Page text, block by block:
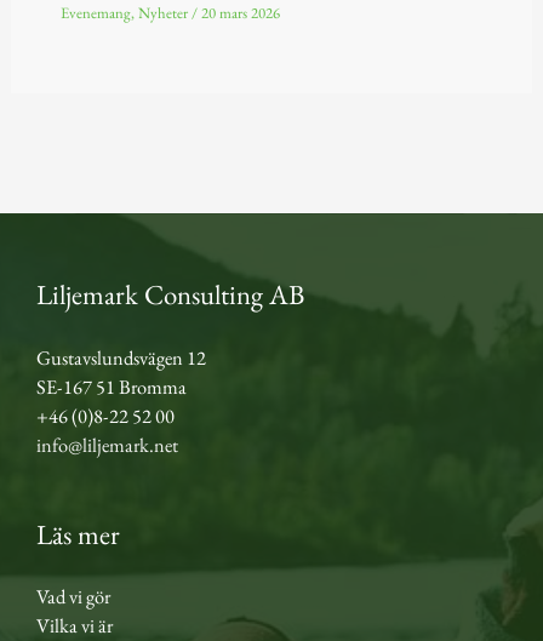
Evenemang,Nyheter/20 mars 2026
Liljemark Consulting AB
Gustavslundsvägen 12
SE-167 51 Bromma
+46 (0)8-22 52 00
info@liljemark.net
Läs mer
Vad vi gör
Vilka vi är